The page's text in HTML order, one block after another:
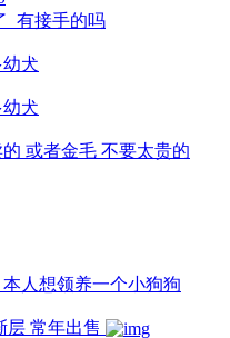
有接手的吗
犬
犬
或者金毛 不要太贵的
人想领养一个小狗狗
层 常年出售